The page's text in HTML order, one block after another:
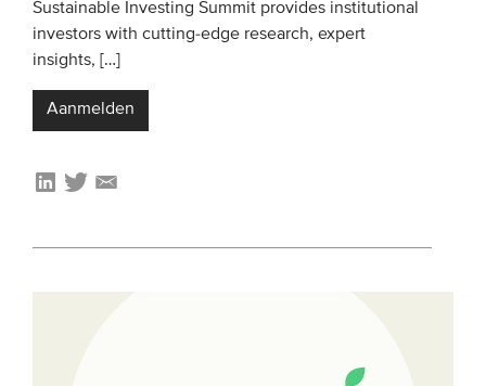
Sustainable Investing Summit provides institutional
investors with cutting-edge research, expert
insights, […]
Aanmelden